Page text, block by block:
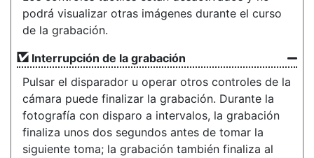
podrá visualizar otras imágenes durante el curso
de la grabación.
Interrupción de la grabación
Pulsar el disparador u operar otros controles de la
cámara puede finalizar la grabación. Durante la
fotografía con disparo a intervalos, la grabación
finaliza unos dos segundos antes de tomar la
siguiente toma; la grabación también finaliza al